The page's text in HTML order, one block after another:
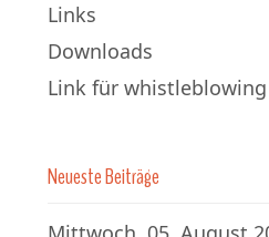
Links
Downloads
Link für whistleblowing
Neueste Beiträge